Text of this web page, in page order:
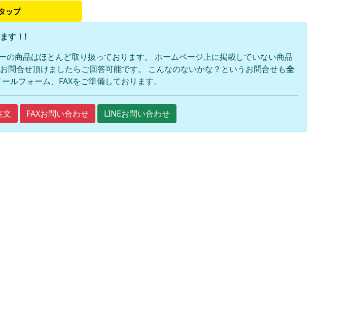
ップ
す！!
の商品はほとんど取り扱っております。 ホームページ上に掲載していない商品
せ頂けましたらご回答可能です。 こんなのないかな？というお問合せも全
ルフォーム、FAXをご準備しております。
文 FAXお問い合わせ LINEお問い合わせ